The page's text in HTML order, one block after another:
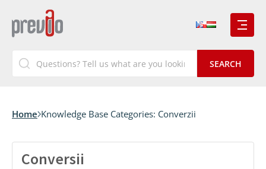
Home Knowledge Base Categories: Converzii
Conversii